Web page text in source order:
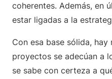
coherentes. Además, en
estar ligadas a la
Con esa base sólida,
proyectos se adecúan a
se sabe con certeza a